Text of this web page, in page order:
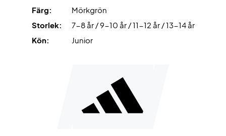
Färg:
Mörkgrön
Storlek:
7-8 år / 9-10 år / 11-12 år / 13-14 år
Kön:
Junior